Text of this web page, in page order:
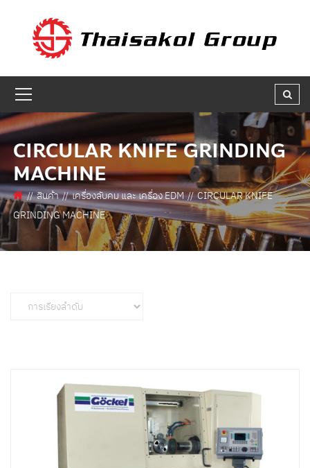
GET A QUOTE
ชื่อบริษัท :
เบอร์ติดต่อกลับ * :
อีเมล * :
CIRCULAR KNIFE GRINDING
MACHINE
สินค้า เครื่องลับคม และ เครื่อง EDM
CIRCULAR KNIFE
GRINDING MACHINE